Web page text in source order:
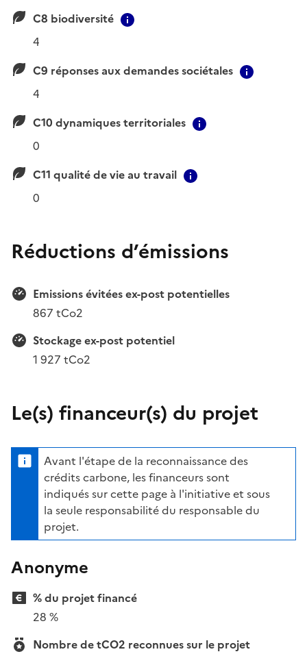
C8 biodiversité
4
C9 réponses aux demandes sociétales
4
C10 dynamiques territoriales
0
C11 qualité de vie au travail
0
Réductions d’émissions
Emissions évitées ex-post potentielles
867 tCo2
Stockage ex-post potentiel
1 927 tCo2
Le(s) financeur(s) du projet
Avant l'étape de la reconnaissance des
crédits carbone, les financeurs sont
indiqués sur cette page à l'initiative et sous
la seule responsabilité du responsable du
projet.
Anonyme
% du projet financé
28 %
Nombre de tCO2 reconnues sur le projet